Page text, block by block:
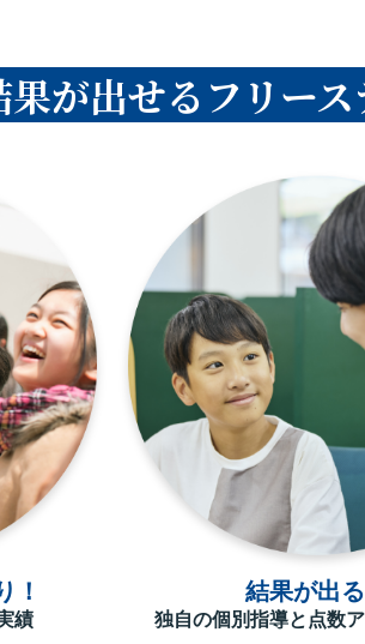
果が出せるフリー
！
績
結果が出る
独自の個別指導と点数